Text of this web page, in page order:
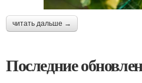
читать дальше →
Последние